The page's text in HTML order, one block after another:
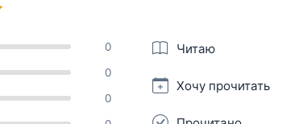
0
0
0
Читаю
Хочу прочитать